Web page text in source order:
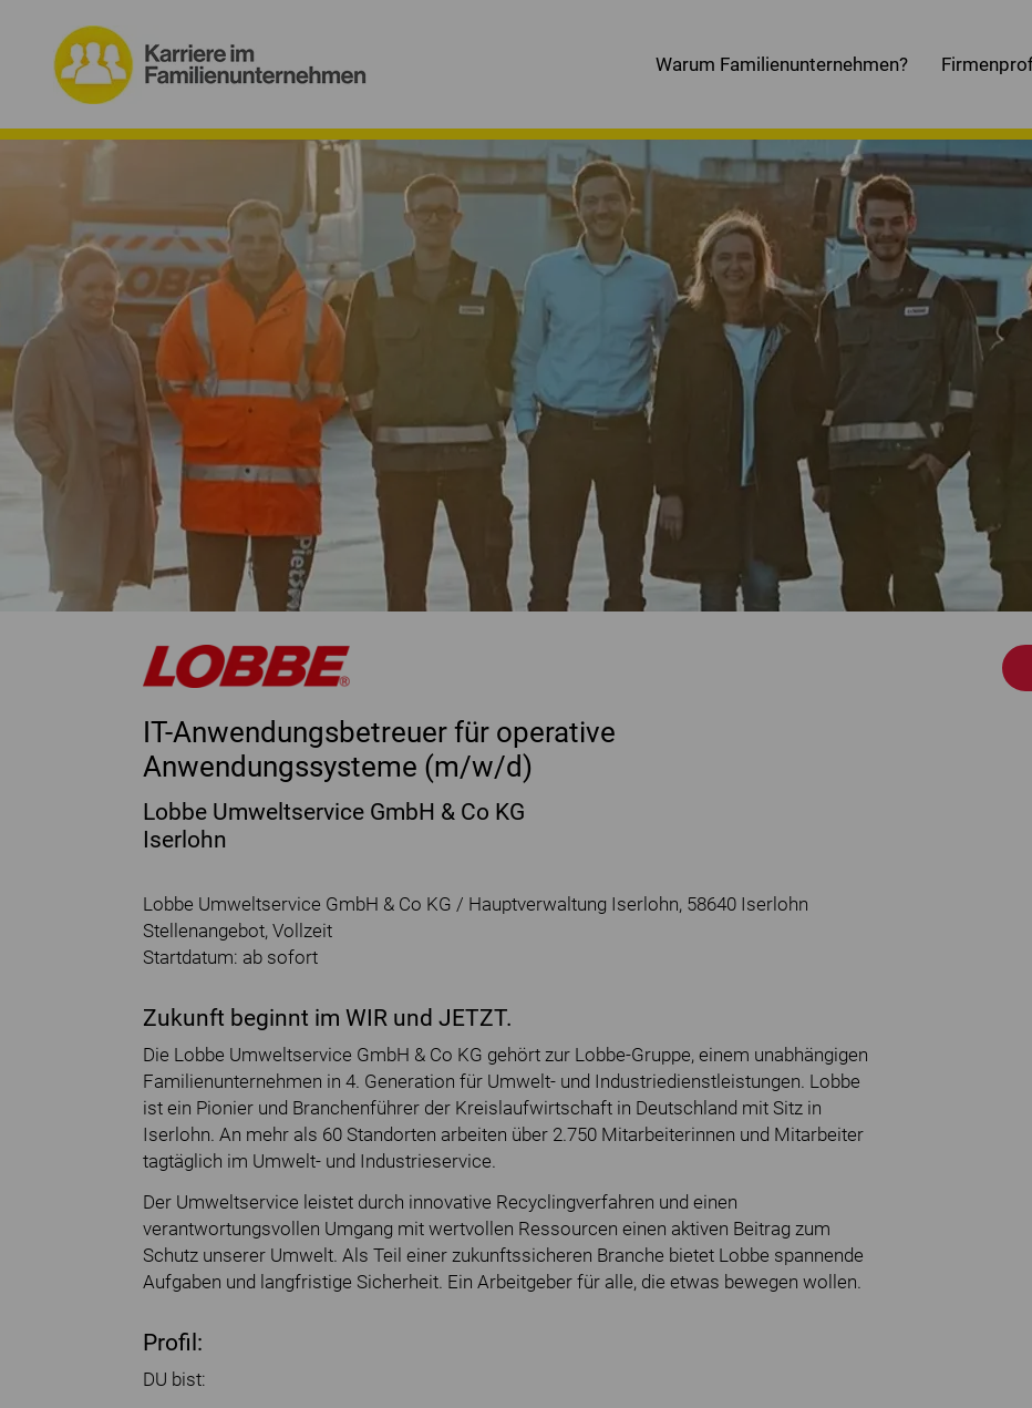
Warum Familienunternehmen?
IT-Anwendungsbetreuer für operative
Anwendungssysteme (m/w/d)
Lobbe Umweltservice GmbH & Co KG
Iserlohn
Lobbe Umweltservice GmbH & Co KG / Hauptverwaltung Iserlohn, 58640 Iserlohn
Stellenangebot, Vollzeit
Startdatum: ab sofort
Zukunft beginnt im WIR und JETZT.
Die Lobbe Umweltservice GmbH & Co KG gehört zur Lobbe-Gruppe, einem unabhängigen
Familienunternehmen in 4. Generation für Umwelt- und Industriedienstleistungen. Lobbe
ist ein Pionier und Branchenführer der Kreislaufwirtschaft in Deutschland mit Sitz in
Iserlohn. An mehr als 60 Standorten arbeiten über 2.750 Mitarbeiterinnen und Mitarbeiter
tagtäglich im Umwelt- und Industrieservice.
Der Umweltservice leistet durch innovative Recyclingverfahren und einen
verantwortungsvollen Umgang mit wertvollen Ressourcen einen aktiven Beitrag zum
Schutz unserer Umwelt. Als Teil einer zukunftssicheren Branche bietet Lobbe spannende
Aufgaben und langfristige Sicherheit. Ein Arbeitgeber für alle, die etwas bewegen wollen.
Profil:
DU bist: